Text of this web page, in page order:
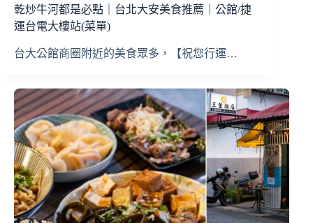
乾炒牛河都是必點｜台北大安美食推薦｜公館/捷
運台電大樓站(菜單)
台大公館商圈附近的美食眾多，【祝您行運…